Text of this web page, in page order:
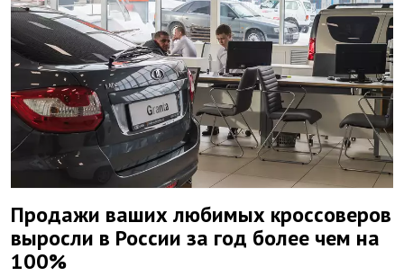
Продажи ваших любимых кроссоверов
выросли в России за год более чем на
100%